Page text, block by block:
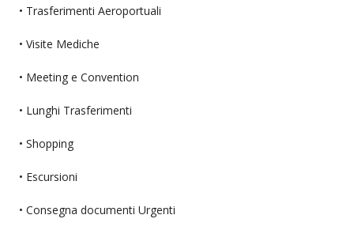
• Trasferimenti Aeroportuali
• Visite Mediche
• Meeting e Convention
• Lunghi Trasferimenti
• Shopping
• Escursioni
• Consegna documenti Urgenti